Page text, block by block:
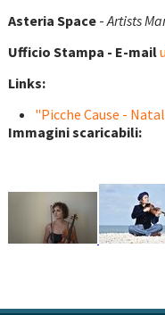
Asteria Space-Artists
Ufficio Stampa - E-mail
Links:
"Picche Cause -
Immagini scaricabili: